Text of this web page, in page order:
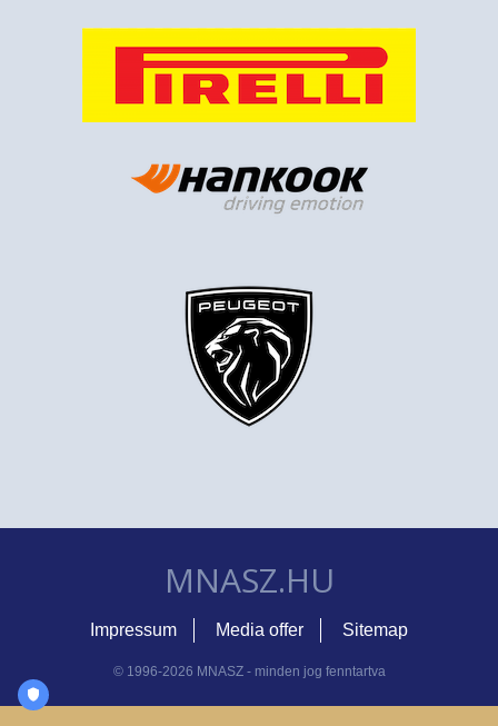
MNASZ.HU
Impressum Media offer Sitemap
© 1996-2026 MNASZ - minden jog fenntartva